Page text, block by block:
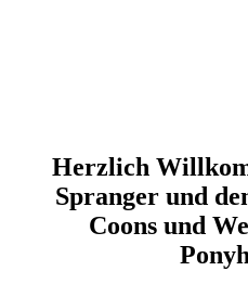
Herzlich
Spranger und
Coons und